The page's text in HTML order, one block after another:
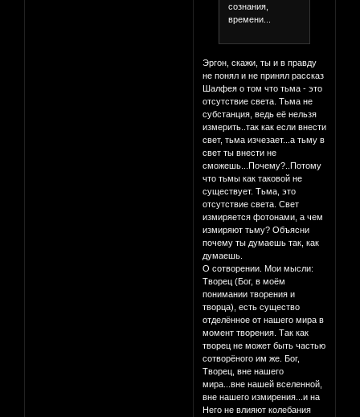
сознания,
времени...
Эргон, скажи, ты и в правду
не понял и не принял рассказ
Шалфея о том что тьма - это
отсутствие света. Тьма не
субстанция, ведь её нельзя
измерить..так как если внести
свет, тьма изчезает...а тьму в
свет ты внести не
сможешь...Почему?..Потому
что тьмы как таковой не
существует. Тьма, это
отсутствие света. Свет
измиряется фотонами, а чем
измиряют тьму? Объясни
почему ты думаешь так, как
думаешь.
О сотворении. Мои мысли:
Творец (Бог, в моём
понимании творения и
творца), есть существо
отделённое от нашего мира в
момент творения. Так как
творец не может быть частью
сотворёного им же. Бог,
Творец, вне нашего
мира...вне нашей вселенной,
вне нашего измирения...и на
Него не влияют колебания